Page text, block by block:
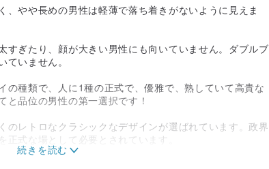
、やや長めの男性は軽薄で落ち着きがないように見えま
すぎたり、顔が大きい男性にも向いていません。ダブルブ
いません。
の種類で、人に1種の正式で、優雅で、熟していて高貴な
と品位の男性の第一選択です！
のレトロなクラシックなデザインが選ばれています。政界
式な場として必要とされています。